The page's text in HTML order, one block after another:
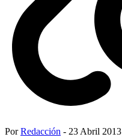
PorRedacción - 23 Abril 2013